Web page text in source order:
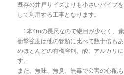
既存の井戸サイズよりも小さいパイプ
して利用する工事となります。
1本4mの長尺なので継目が少なく、
衝撃強度は他の管類に比べて数十倍も
めほとんどの有機溶剤、酸、アルカリ
す。
また、無味、無臭、無毒で公害の心配